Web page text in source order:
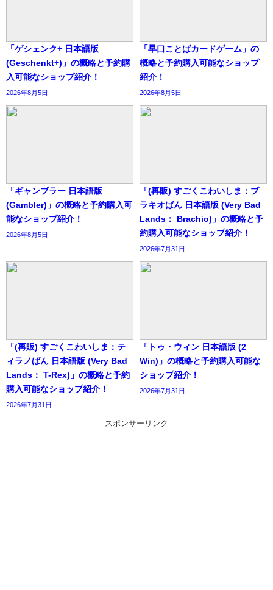
「ゲシェンク+ 日本語版
(Geschenkt+)」の概略と予約購
入可能なショップ紹介！
2026年8月5日
「早口ことばカードゲーム」の
概略と予約購入可能なショップ
紹介！
2026年8月5日
「ギャンブラー 日本語版
(Gambler)」の概略と予約購入可
能なショップ紹介！
2026年8月5日
「(再販) すごくこわいしま：ブ
ラキオばん 日本語版 (Very Bad
Lands： Brachio)」の概略と予
約購入可能なショップ紹介！
2026年7月31日
「(再販) すごくこわいしま：テ
ィラノばん 日本語版 (Very Bad
Lands： T-Rex)」の概略と予約
購入可能なショップ紹介！
2026年7月31日
「トゥ・ウィン 日本語版 (2
Win)」の概略と予約購入可能な
ショップ紹介！
2026年7月31日
スポンサーリンク